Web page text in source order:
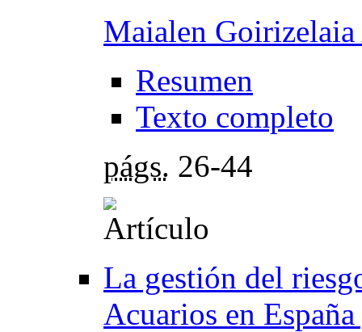
Maialen
Resumen
Texto completo
págs. 26-44
La gestión del
Acuarios en